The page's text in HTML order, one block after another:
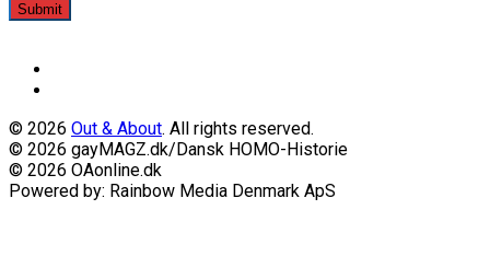
Submit
© 2026 Out & About. All rights reserved.
© 2026 gayMAGZ.dk/Dansk HOMO-Historie
© 2026 OAonline.dk
Powered by: Rainbow Media Denmark ApS